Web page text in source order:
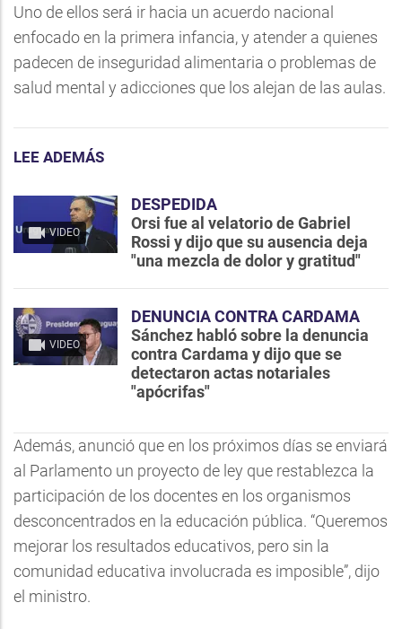
Uno de ellos será ir hacia un acuerdo nacional
enfocado en la primera infancia, y atender a quienes
padecen de inseguridad alimentaria o problemas de
salud mental y adicciones que los alejan de las aulas.
LEE ADEMÁS
VIDEO
DESPEDIDA
Orsi fue al velatorio de Gabriel
Rossi y dijo que su ausencia deja
"una mezcla de dolor y gratitud"
VIDEO
DENUNCIA CONTRA CARDAMA
Sánchez habló sobre la denuncia
contra Cardama y dijo que se
detectaron actas notariales
"apócrifas"
Además, anunció que en los próximos días se enviará
al Parlamento un proyecto de ley que restablezca la
participación de los docentes en los organismos
desconcentrados en la educación pública. “Queremos
mejorar los resultados educativos, pero sin la
comunidad educativa involucrada es imposible”, dijo
el ministro.